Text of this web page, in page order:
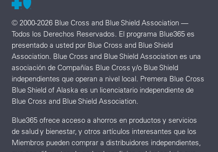
© 2000-2026 Blue Cross and Blue Shield Association —
Todos los Derechos Reservados. El programa Blue365 es
presentado a usted por Blue Cross and Blue Shield
Association. Blue Cross and Blue Shield Association es una
asociación de Compañías Blue Cross y/o Blue Shield
independientes que operan a nivel local. Premera Blue Cross
Blue Shield of Alaska es un licenciatario independiente de
Blue Cross and Blue Shield Association.
Blue365 ofrece acceso a ahorros en productos y servicios
de salud y bienestar, y otros artículos interesantes que los
Miembros pueden comprar a distribuidores independientes,